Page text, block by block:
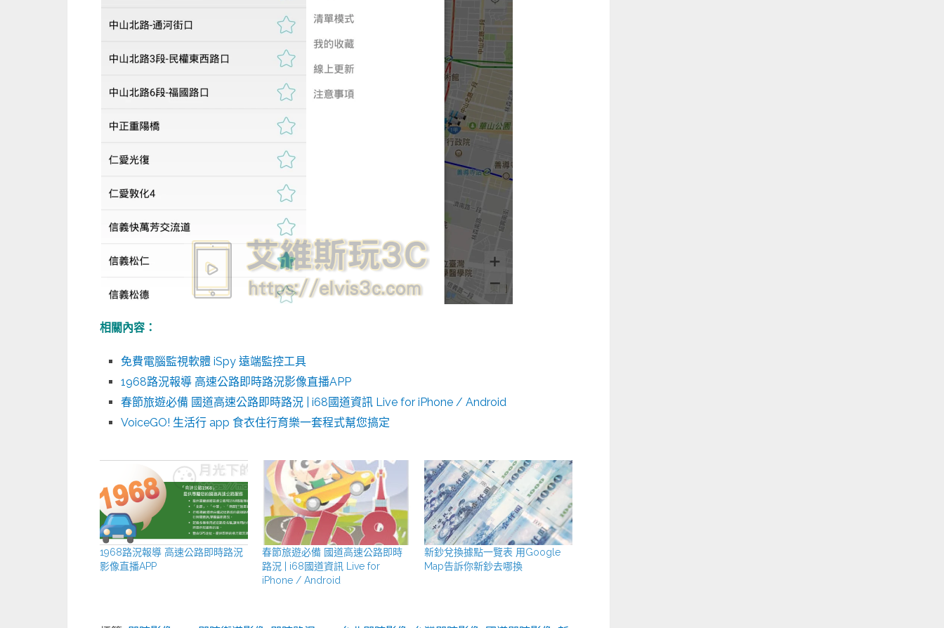
相關內容：
免費電腦監視軟體 iSpy 遠端監控工具
1968路況報導 高速公路即時路況影像直播APP
春節旅遊必備 國道高速公路即時路況 | i68國道資訊 Live for iPhone / Android
VoiceGO! 生活行 app 食衣住行育樂一套程式幫您搞定
1968路況報導 高速公路即時路況
影像直播APP
春節旅遊必備 國道高速公路即時
路況 | i68國道資訊 Live for
iPhone / Android
新鈔兌換據點一覽表 用Google
Map告訴你新鈔去哪換